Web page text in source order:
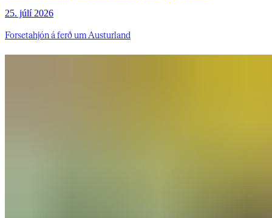
25. júlí 2026
Forsetahjón á ferð um Austurland